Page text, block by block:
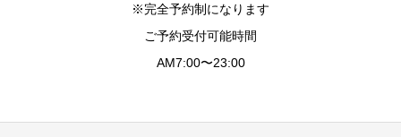
※完全予約制になります
ご予約受付可能時間
AM7:00〜23:00